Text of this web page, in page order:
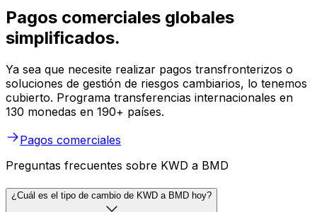
Pagos comerciales globales
simplificados.
Ya sea que necesite realizar pagos transfronterizos o
soluciones de gestión de riesgos cambiarios, lo tenemos
cubierto. Programa transferencias internacionales en
130 monedas en 190+ países.
Pagos comerciales
Preguntas frecuentes sobre KWD a BMD
¿Cuál es el tipo de cambio de KWD a BMD hoy?